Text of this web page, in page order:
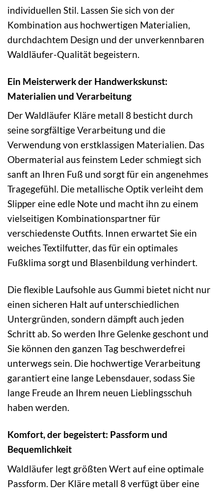
individuellen Stil. Lassen Sie sich von der
Kombination aus hochwertigen Materialien,
durchdachtem Design und der unverkennbaren
Waldläufer-Qualität begeistern.
Ein Meisterwerk der Handwerkskunst:
Materialien und Verarbeitung
Der Waldläufer Kläre metall 8 besticht durch
seine sorgfältige Verarbeitung und die
Verwendung von erstklassigen Materialien. Das
Obermaterial aus feinstem Leder schmiegt sich
sanft an Ihren Fuß und sorgt für ein angenehmes
Tragegefühl. Die metallische Optik verleiht dem
Slipper eine edle Note und macht ihn zu einem
vielseitigen Kombinationspartner für
verschiedenste Outfits. Innen erwartet Sie ein
weiches Textilfutter, das für ein optimales
Fußklima sorgt und Blasenbildung verhindert.
Die flexible Laufsohle aus Gummi bietet nicht nur
einen sicheren Halt auf unterschiedlichen
Untergründen, sondern dämpft auch jeden
Schritt ab. So werden Ihre Gelenke geschont und
Sie können den ganzen Tag beschwerdefrei
unterwegs sein. Die hochwertige Verarbeitung
garantiert eine lange Lebensdauer, sodass Sie
lange Freude an Ihrem neuen Lieblingsschuh
haben werden.
Komfort, der begeistert: Passform und
Bequemlichkeit
Waldläufer legt größten Wert auf eine optimale
Passform. Der Kläre metall 8 verfügt über eine